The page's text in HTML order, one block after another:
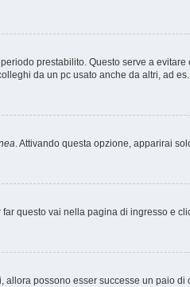
prestabilito. Questo serve a
da un pc usato anche da altri, ad
. Attivando questa opzione, apparirai
questo vai nella pagina di ingresso e
possono esser successe un paio